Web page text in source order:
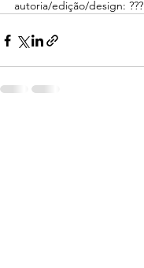
autoria/edição/design: ???